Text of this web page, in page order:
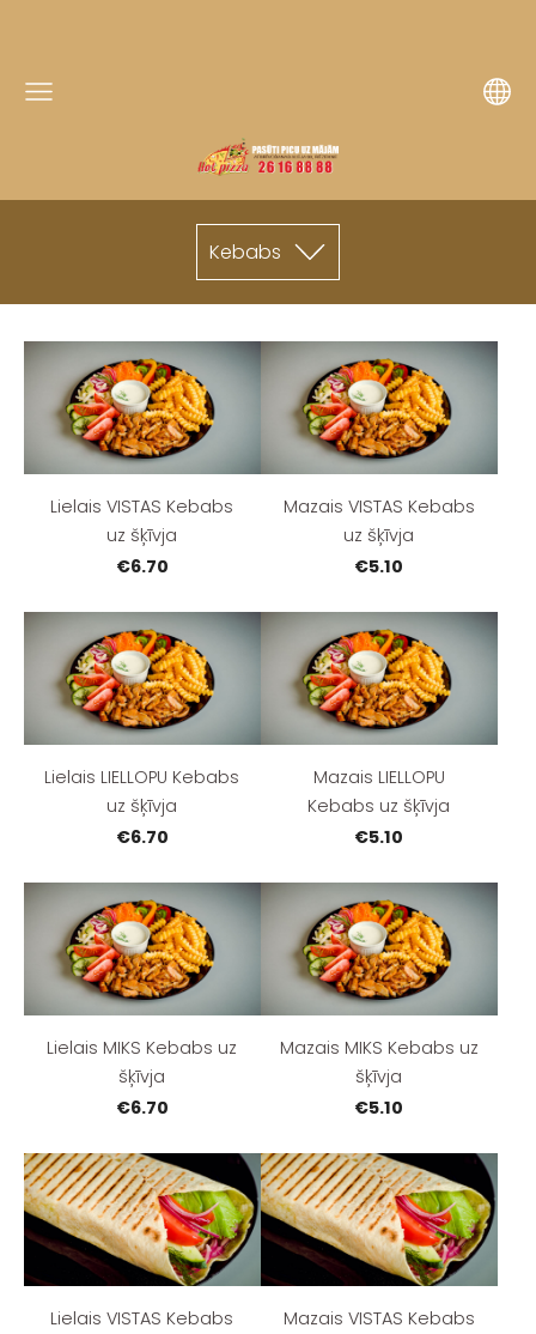
Kebabs
Lielais VISTAS Kebabs
uz šķīvja
€6.70
Mazais VISTAS Kebabs
uz šķīvja
€5.10
Lielais LIELLOPU Kebabs
uz šķīvja
€6.70
Mazais LIELLOPU
Kebabs uz šķīvja
€5.10
Lielais MIKS Kebabs uz
šķīvja
€6.70
Mazais MIKS Kebabs uz
šķīvja
€5.10
Lielais VISTAS Kebabs
Mazais VISTAS Kebabs